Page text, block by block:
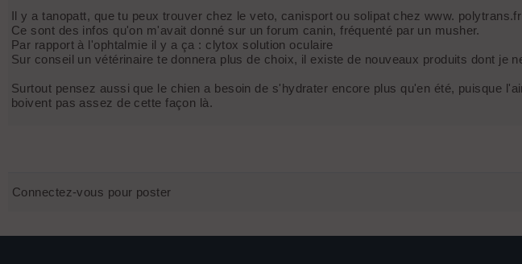
Il y a tanopatt, que tu peux trouver chez le veto, canisport ou solipat chez www. polytrans.fr
Ce sont des infos qu'on m'avait donné sur un forum canin, fréquenté par un musher.
Par rapport à l'ophtalmie il y a ça : clytox solution oculaire
Sur conseil un vétérinaire te donnera plus de choix, il existe de nouveaux produits dont je
Surtout pensez aussi que le chien a besoin de s'hydrater encore plus qu'en été, puisque
boivent pas assez de cette façon là.
Connectez-vous pour poster